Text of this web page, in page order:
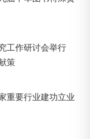
工作研讨会举行
策
重要行业建功立业